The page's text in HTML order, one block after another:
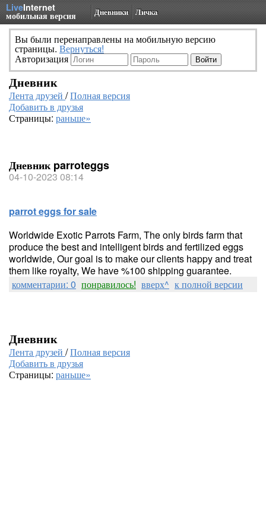
LiveInternet
мобильная версия Дневники Личка
Вы были перенаправлены на мобильную версию
страницы. Вернуться!
Авторизация
Дневник
Лента друзей /Полная версия
Добавить в друзья
Страницы: раньше»
Дневник parroteggs
04-10-2023 08:14
parrot eggs for sale
Worldwide Exotic Parrots Farm, The only birds farm that
produce the best and intelligent birds and fertilized eggs
worldwide, Our goal is to make our clients happy and treat
them like royalty, We have %100 shipping guarantee.
комментарии: 0 понравилось! вверх^ к полной версии
Дневник
Лента друзей /Полная версия
Добавить в друзья
Страницы: раньше»